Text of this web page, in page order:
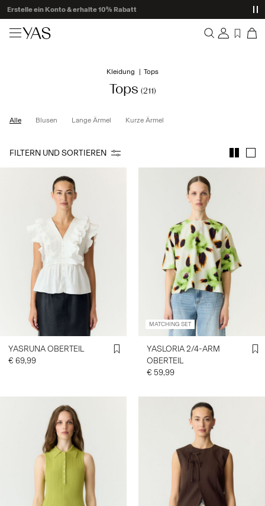
Delivery times may be longer than usual
Wunschliste
Zweiteiler
Occasionwear
Tolle Angebote
High Summer
ANMELDEN
HAST
ÜBER
/
Kleidung Tops
Tops (211)
Alle Blusen Lange Ärmel Kurze Ärmel
FILTERN UND SORTIEREN
YASRUNA OBERTEIL
€ 69,99
MATCHING SET
YASLORIA 2/4-ARM
OBERTEIL
€ 59,99